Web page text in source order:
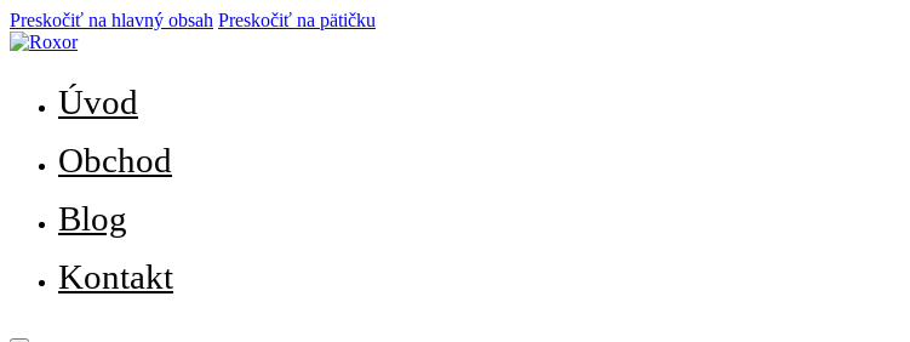
Preskočiť na hlavný obsah Preskočiť na pätičku
Úvod
Obchod
Blog
Kontakt